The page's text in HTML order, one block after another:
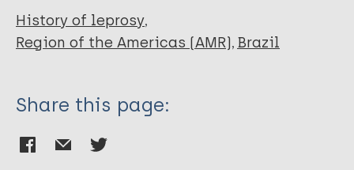
History of leprosy
Region of the Americas (AMR) Brazil
Share this page: